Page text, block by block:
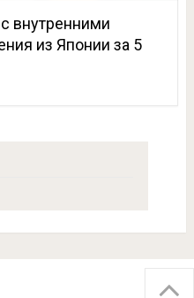
внутренними
из Японии за 5